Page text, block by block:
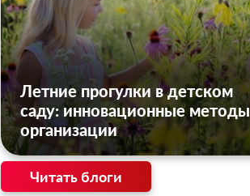
Летние прогулки в детском
саду: инновационные методы
организации
Читать блоги